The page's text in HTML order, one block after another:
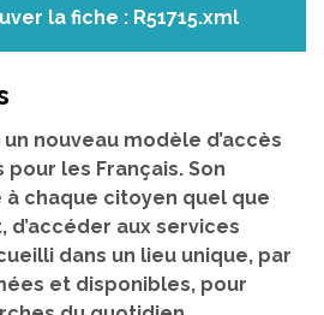
la fiche : R51715.xml
nouveau modèle d’accès
les Français. Son
chaque citoyen quel que
d’accéder aux services
dans un lieu unique, par
et disponibles, pour